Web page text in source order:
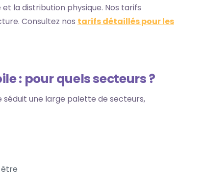
la distribution physique. Nos tarifs
Consultez nos tarifs détaillés pour les
: pour quels secteurs ?
une large palette de secteurs,